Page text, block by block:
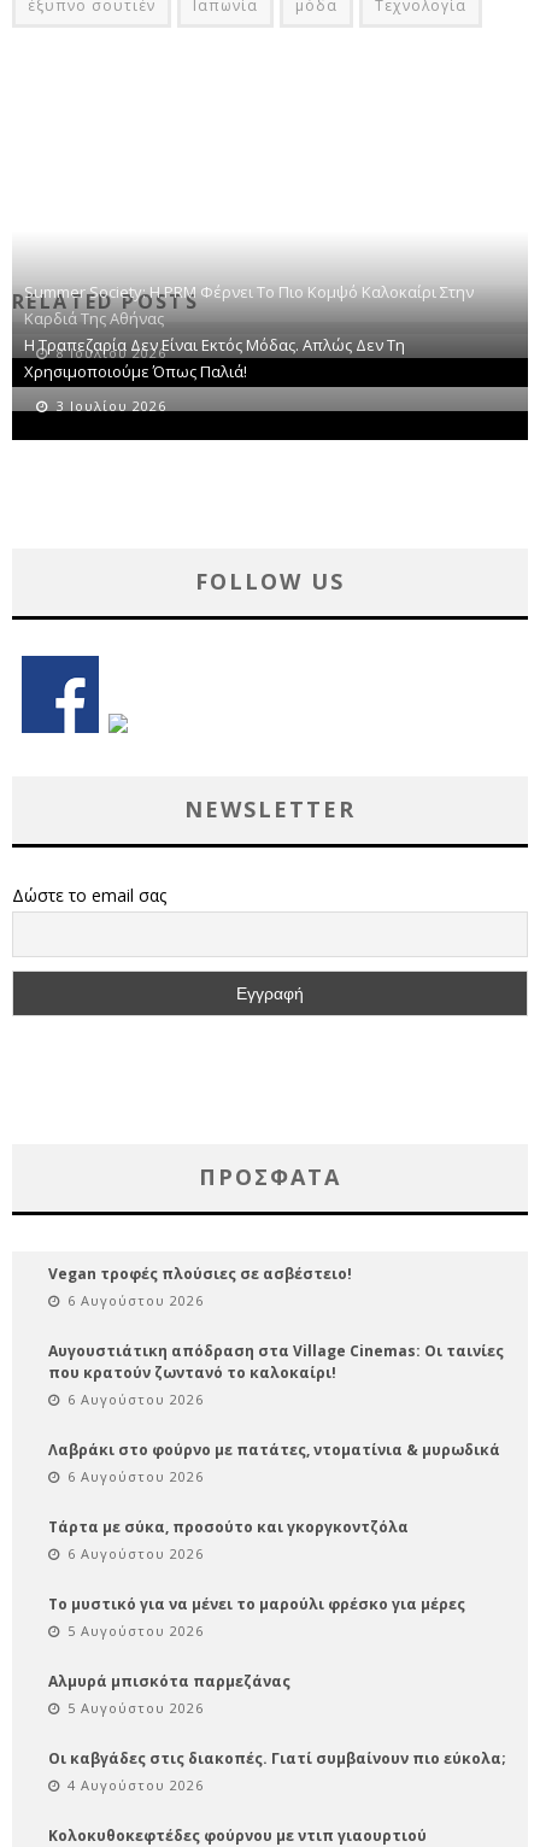
έξυπνο σουτιέν Ιαπωνία μόδα Τεχνολογία
RELATED POSTS
Summer Society: Η PRM Φέρνει Το Πιο Κομψό Καλοκαίρι Στην
Καρδιά Της Αθήνας
8 Ιουλίου 2026
Η Τραπεζαρία Δεν Είναι Εκτός Μόδας. Απλώς Δεν Τη
Χρησιμοποιούμε Όπως Παλιά!
3 Ιουλίου 2026
FOLLOW US
NEWSLETTER
Δώστε το email σας
ΠΡΌΣΦΑΤΑ
Vegan τροφές πλούσιες σε ασβέστειο!
6 Αυγούστου 2026
Αυγουστιάτικη απόδραση στα Village Cinemas: Οι ταινίες
που κρατούν ζωντανό το καλοκαίρι!
6 Αυγούστου 2026
Λαβράκι στο φούρνο με πατάτες, ντοματίνια & μυρωδικά
6 Αυγούστου 2026
Τάρτα με σύκα, προσούτο και γκοργκοντζόλα
6 Αυγούστου 2026
Το μυστικό για να μένει το μαρούλι φρέσκο για μέρες
5 Αυγούστου 2026
Αλμυρά μπισκότα παρμεζάνας
5 Αυγούστου 2026
Οι καβγάδες στις διακοπές. Γιατί συμβαίνουν πιο εύκολα;
4 Αυγούστου 2026
Κολοκυθοκεφτέδες φούρνου με ντιπ γιαουρτιού